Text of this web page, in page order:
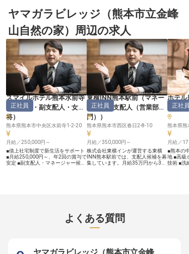
ちろん、枠にとらわれない自由な発
想で、一期一会の美食を追求してい
りで、安定収入 ■未経験OK、経験
者歓迎。スキル次第で、将来的には
メニュー開発もお任せ ■全12室と小
規模のため、一皿ずつ丁寧に拘れる
■スタッフの負担を減らすための体
制作りにも注力 当ホテルが特に心
血を注いでいるのが、料理の“魅せ
方”です。陶磁器の島として知られ
る天草ならではの厳選された器に盛
り付け、味覚だけでなく視覚的な感
動を設計することが、私たちの使命
です。ハイレベルな調理技術と、繊
細な美意識を磨き、料理人としての
確実な成長を実感しませんか。 経
験よりも、「もっと美味しいものを
作りたい」という気持ちを重視しま
す。天草の食材と向き合い、自身の
技を磨くと共に、食を通した真のお
もてなしを体現しましょう。 ＼県
外からの移住者を応援／ 県外から
ご移住される方には、引越準備金と
して20万円を支給します。遠方か
らの転職・移住も、費用面の負担を
かり評価しお給与に還元いたしま
す。未経験から調理技術を身に付け
経験がない方もぜひご応募くださ
い。※この求人は2023年12月14日
時点の情報です
かり確保
料理の心
15日時点
ヤマガラビレッジ（熊本市立金峰
山自然の家）周辺の求人
スマイルホテル熊本水前寺
（支配人・副支配人・女
将）
正社員
熊本県熊本市中央区水前寺1-2-20
月給／250,000円～
■借上社宅制度で新生活をサポート
■月給250,000円～、年2回の賞与で
安定 ■副支配人・マネージャー候補
て、お客様との新たな出会いを創出
し、心温まるおもてなしを提供して
環境と充実の福利厚生】 副支配
東横INN熊本駅前（マネー
ジャー・支配人（営業部
門）
）
正社員
熊本県熊本市西区春日2-8-10
月給／350,000円～
株式会社東横インが運営する東横
INN熊本駅前では、支配人候補を募
集しています。月給35万円から37
ホテル
エ）
正社員
月給／
■熊本の
地 ■高級
技術 ■洗
よくある質問